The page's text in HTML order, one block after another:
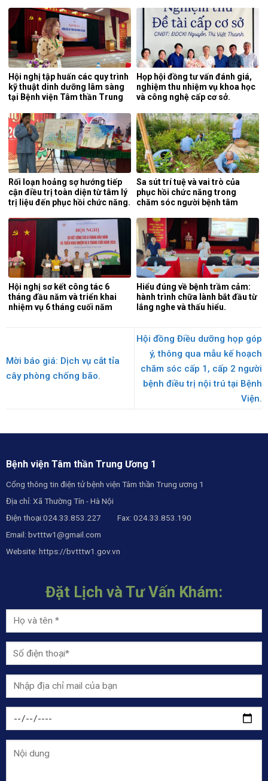
Hội nghị tập huấn các quy trình
kỹ thuật dinh dưỡng lâm sàng
tại Bệnh viện Tâm thần Trung
Họp hội đồng tư vấn đánh giá,
nghiệm thu nhiệm vụ khoa học
và công nghệ cấp cơ sở.
Rối loạn hoảng sợ hướng tiếp
cận điều trị toàn diện từ tâm lý
trị liệu đến phục hồi chức năng.
Sa sút trí tuệ và vai trò của
phục hồi chức năng trong
chăm sóc người bệnh tâm
Hội nghị sơ kết công tác 6
tháng đầu năm và triển khai
nhiệm vụ 6 tháng cuối năm
Hiểu đúng về bệnh trầm cảm:
hành trình chữa lành bắt đầu từ
lắng nghe và thấu hiểu.
Mời báo giá: Dịch vụ cắt tỉa
cây phòng chống bão.
Hội đồng Điều dưỡng họp góp
ý, thông qua mẫu kế hoạch
chăm sóc cấp 1, cấp 2 người
bệnh điều trị nội trú tại Bệnh
Viện.
Bệnh viện Tâm thần Trung Ương 1
Cổng thông tin điện tử bệnh viện Tâm thần Trung ương 1
Địa chỉ: Xã Thường Tín - Hà Nội
Điện thoại:024.33.853.227 Fax: 024.33.853.190
Email: bvtttw1@gmail.com
Website: https://bvtttw1.gov.vn
Đặt Lịch và Tư Vấn Khám: